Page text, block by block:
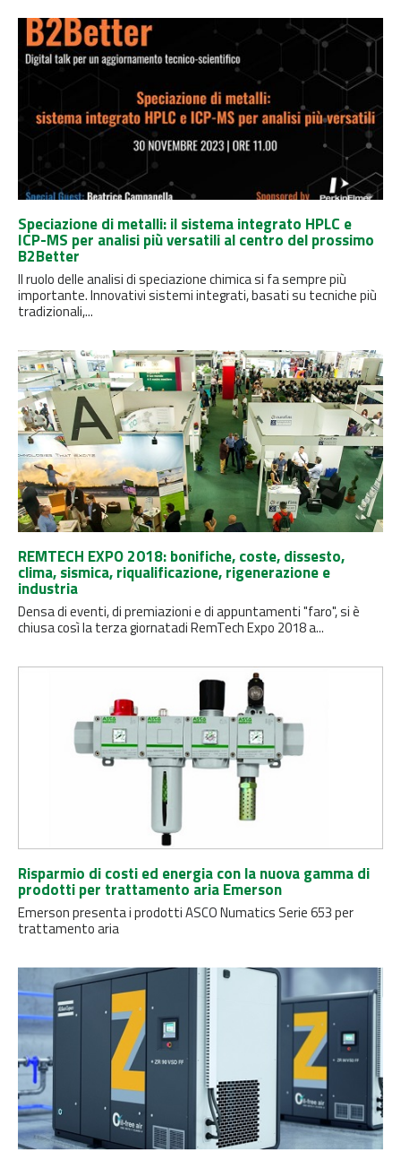
Speciazione di metalli: il sistema integrato HPLC e
ICP-MS per analisi più versatili al centro del prossimo
B2Better
Il ruolo delle analisi di speciazione chimica si fa sempre più
importante. Innovativi sistemi integrati, basati su tecniche più
tradizionali,...
REMTECH EXPO 2018: bonifiche, coste, dissesto,
clima, sismica, riqualificazione, rigenerazione e
industria
Densa di eventi, di premiazioni e di appuntamenti "faro", si è
chiusa così la terza giornatadi RemTech Expo 2018 a...
Risparmio di costi ed energia con la nuova gamma di
prodotti per trattamento aria Emerson
Emerson presenta i prodotti ASCO Numatics Serie 653 per
trattamento aria